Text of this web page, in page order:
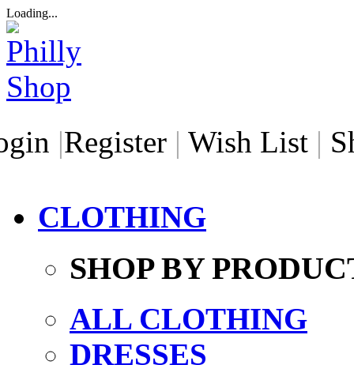
Loading...
|Register | Wish List |
CLOTHING
SHOP BY
ALL CLOTHING
DRESSES